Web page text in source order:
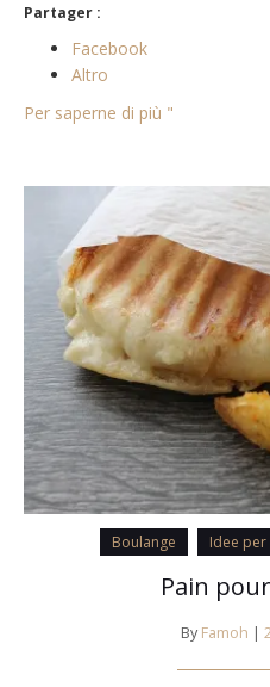
Partager :
Facebook
Altro
Per saperne di più "
Boulange Idee per
Pain
By Famoh |